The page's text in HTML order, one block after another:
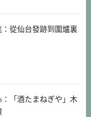
從仙台發跡到圍爐裏
「酒たまねぎや」木